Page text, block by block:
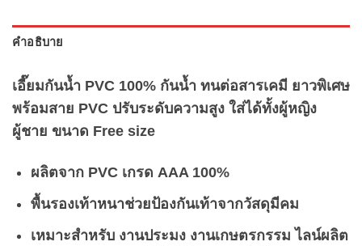
คำอธิบาย
เอี๊ยมกันน้ำ PVC 100% กันน้ำ ทนต่อสารเคมี ยาวพิเศษ
พร้อมสาย PVC ปรับระดับความสูง ใส่ได้ทั้งผู้หญิง
ผู้ชาย ขนาด Free size
ผลิตจาก PVC เกรด AAA 100%
พื้นรองเท้าหนาช่วยป้องกันเท้าจากวัสดุมีคม
เหมาะสำหรับ งานประมง งานเกษตรกรรม ไลน์ผลิต